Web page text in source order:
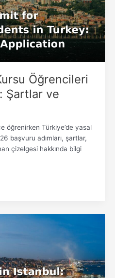
Öğrencileri
Şartlar ve
öğrenirken Türkiye’de yasal
başvuru adımları, şartlar,
çizelgesi hakkında bilgi